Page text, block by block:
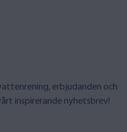
erbjudanden och
inspirerande nyhetsbrev!